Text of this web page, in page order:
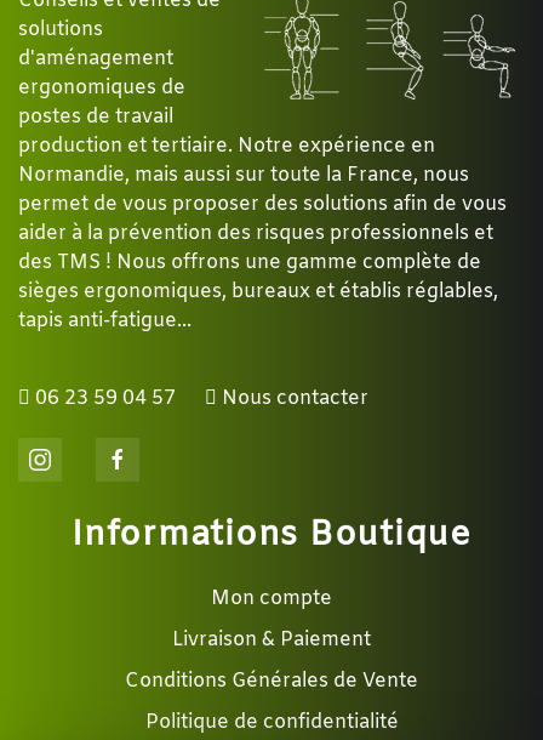
solutions
d'aménagement
ergonomiques de
postes de travail
production et tertiaire. Notre expérience en
Normandie, mais aussi sur toute la France, nous
permet de vous proposer des solutions afin de vous
aider à la prévention des risques professionnels et
des TMS ! Nous offrons une gamme complète de
sièges ergonomiques, bureaux et établis réglables,
tapis anti-fatigue...
06 23 59 04 57 Nous contacter
Informations Boutique
Mon compte
Livraison & Paiement
Conditions Générales de Vente
Politique de confidentialité